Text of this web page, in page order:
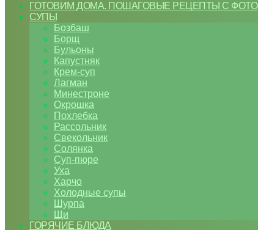
ГОТОВИМ ДОМА. ПОШАГОВЫЕ РЕЦЕПТЫ С ФОТО
СУПЫ
Бозбаш
Борщ
Бульоны
Капустняк
Крем-суп
Лагман
Минестроне
Окрошка
Похлебка
Рассольник
Свекольник
Солянка
Суп-пюре
Уха
Харчо
Холодные супы
Шурпа
Щи
ГОРЯЧИЕ БЛЮДА